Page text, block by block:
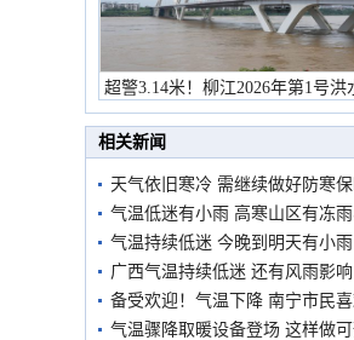
超警3.14米！柳江2026年第1号洪
市民在堤岸见证汛况
相关新闻
天气依旧寒冷 需继续做好防寒
气温低迷有小雨 高寒山区有冻
气温持续低迷 今晚到明天有小雨
广西气温持续低迷 还有风雨影响
备受欢迎！气温下降 南宁市民
气温骤降取暖设备登场 这样做